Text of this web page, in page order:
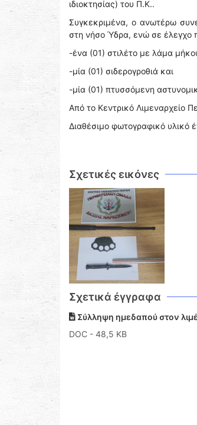
ιδιοκτησίας) του Π.Κ..
Συγκεκριμένα, ο ανωτέρω
στη νήσο Ύδρα, ενώ σε έλεγχο
-ένα (01) στιλέτο με λάμα
-μία (01) σιδερογροθιά και
-μία (01) πτυσσόμενη
Από το Κεντρικό Λιμεναρχείο
Διαθέσιμο φωτογραφικό υλικό
Σχετικές εικόνες
Σχετικά έγγραφα
Σύλληψη ημεδαπού στον
DOC - 48,5 KB